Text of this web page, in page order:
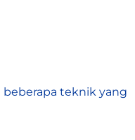
teknik yang